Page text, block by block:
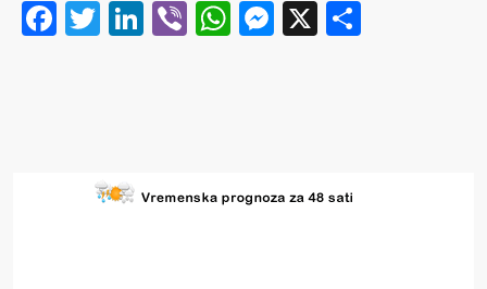
Facebook
Twitter
LinkedIn
ViberWhatsApp
Messenger
X